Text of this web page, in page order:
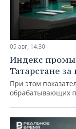
05 авг, 14:30
Индекс
Татарстане за
При этом
обрабатывающих